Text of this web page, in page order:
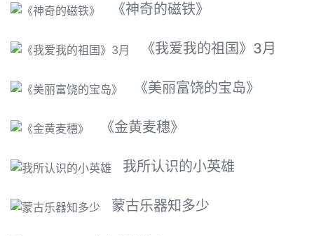
《神奇的磁铁》
《我爱我的祖国》3月
《美丽富饶的宝岛》
《金黄麦穗》
我所认识的小英雄
蒙古乐器知多少